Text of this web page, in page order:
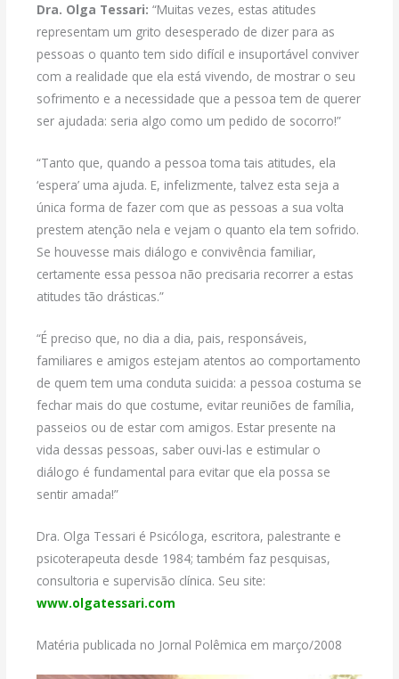
Dra. Olga Tessari: “Muitas vezes, estas atitudes
representam um grito desesperado de dizer para as
pessoas o quanto tem sido difícil e insuportável conviver
com a realidade que ela está vivendo, de mostrar o seu
sofrimento e a necessidade que a pessoa tem de querer
ser ajudada: seria algo como um pedido de socorro!”
“Tanto que, quando a pessoa toma tais atitudes, ela
‘espera’ uma ajuda. E, infelizmente, talvez esta seja a
única forma de fazer com que as pessoas a sua volta
prestem atenção nela e vejam o quanto ela tem sofrido.
Se houvesse mais diálogo e convivência familiar,
certamente essa pessoa não precisaria recorrer a estas
atitudes tão drásticas.”
“É preciso que, no dia a dia, pais, responsáveis,
familiares e amigos estejam atentos ao comportamento
de quem tem uma conduta suicida: a pessoa costuma se
fechar mais do que costume, evitar reuniões de família,
passeios ou de estar com amigos. Estar presente na
vida dessas pessoas, saber ouvi-las e estimular o
diálogo é fundamental para evitar que ela possa se
sentir amada!”
Dra. Olga Tessari é Psicóloga, escritora, palestrante e
psicoterapeuta desde 1984; também faz pesquisas,
consultoria e supervisão clínica. Seu site:
www.olgatessari.com
Matéria publicada no Jornal Polêmica em março/2008